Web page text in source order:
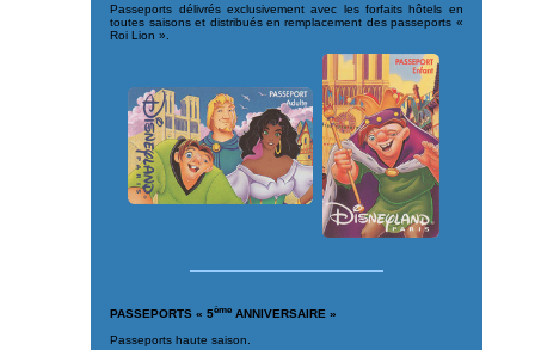
Passeports délivrés exclusivement avec les forfaits hôtels en
toutes saisons et distribués en remplacement des passeports «
Roi Lion ».
PASSEPORTS « 5ème ANNIVERSAIRE »
Passeports haute saison.